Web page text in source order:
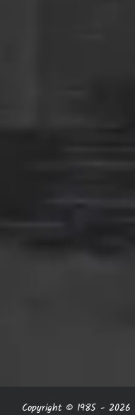
Copyright © 1985 - 2026